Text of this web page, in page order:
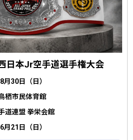
日本Jr空手道選手権大会
月30日（日）
栖市民体育館
道連盟 拳栄会館
月21日（日）